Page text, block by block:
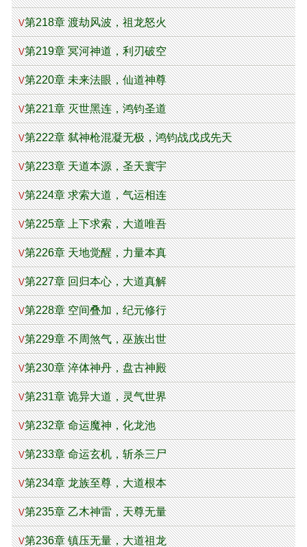
V第218章 渡劫风波，祖龙怒火
V第219章 冥河神道，利刃破空
V第220章 未来法眼，仙道神尊
V第221章 灭世黑连，鸿钧圣道
V第222章 弑神枪混凝无极，鸿钧战戊戌先天
V第223章 天道本源，圣天寰宇
V第224章 求索大道，气运相连
V第225章 上下求索，大道唯吾
V第226章 天地觉醒，力量本真
V第227章 回归本心，大道真解
V第228章 空间叠加，纪元修行
V第229章 不周煞气，巫族出世
V第230章 淬体神丹，盘古神殿
V第231章 诡异大道，灵气世界
V第232章 命运魔神，化龙池
V第233章 命运玄机，斩杀三尸
V第234章 龙族至尊，大道根本
V第235章 乙木神雷，天尊无量
V第236章 镇压无量，大道祖龙